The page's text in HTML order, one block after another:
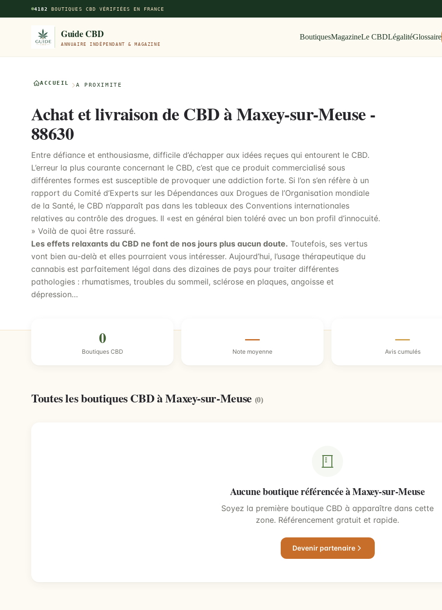
Aller au contenu principal
4182 BOUTIQUES CBD VÉRIFIÉES EN FRANCE
Guide CBD
ANNUAIRE INDÉPENDANT & MAGAZINE
BoutiquesMagazineLe CBDLégalitéGlossaire
ACCUEIL À PROXIMITÉ
Achat et livraison de CBD à Maxey-sur-Meuse -
88630
Entre défiance et enthousiasme, difficile d’échapper aux idées reçues qui entourent le CBD.
L’erreur la plus courante concernant le CBD, c’est que ce produit commercialisé sous
différentes formes est susceptible de provoquer une addiction forte. Si l’on s’en réfère à un
rapport du Comité d’Experts sur les Dépendances aux Drogues de l’Organisation mondiale
de la Santé, le CBD n’apparaît pas dans les tableaux des Conventions internationales
relatives au contrôle des drogues. Il «est en général bien toléré avec un bon profil d’innocuité.
» Voilà de quoi être rassuré.
Les effets relaxants du CBD ne font de nos jours plus aucun doute. Toutefois, ses vertus
vont bien au-delà et elles pourraient vous intéresser. Aujourd’hui, l’usage thérapeutique du
cannabis est parfaitement légal dans des dizaines de pays pour traiter différentes
pathologies : rhumatismes, troubles du sommeil, sclérose en plaques, angoisse et
dépression…
0
Boutiques CBD
—
Note moyenne
—
Avis cumulés
Toutes les boutiques CBD à Maxey-sur-Meuse (0)
Aucune boutique référencée à Maxey-sur-Meuse
Soyez la première boutique CBD à apparaître dans cette
zone. Référencement gratuit et rapide.
Devenir partenaire